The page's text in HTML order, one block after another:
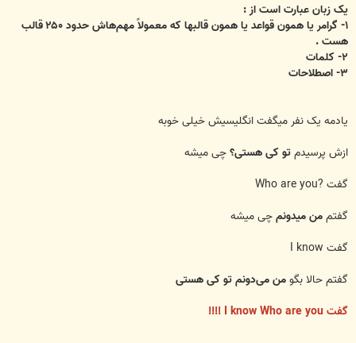
یک زبان عبارت است از :
۱- گرامر یا همون قواعد یا همون قالبها که معمولاً مهم‌هاش حدود ۲۵۰ قالب
هست .
۲- کلمات
۳- اصطلاحات
یادمه یک نفر میگفت انگلیسیش خیلی خوبه
ازش پرسیدمتو کی هستی؟چی میشه
گفت ?Who are you
گفتممن میدونمچی میشه
گفت I know
گفتم حالا بگومن می‌دونم تو کی هستی
گفت I know Who are you !!!!